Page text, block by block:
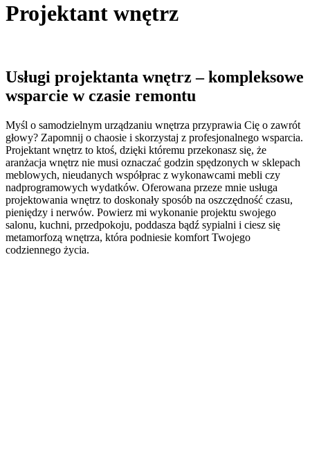
Projektant wnętrz
Usługi projektanta wnętrz –kompleksowe
wsparcie w czasie remontu
Myśl o samodzielnym urządzaniu wnętrza przyprawia Cię o zawrót
głowy? Zapomnij o chaosie i skorzystaj z profesjonalnego wsparcia.
Projektant wnętrz to ktoś, dzięki któremu przekonasz się, że
aranżacja wnętrz nie musi oznaczać godzin spędzonych w sklepach
meblowych, nieudanych współprac z wykonawcami mebli czy
nadprogramowych wydatków. Oferowana przeze mnie usługa
projektowania wnętrz to doskonały sposób na oszczędność czasu,
pieniędzy i nerwów. Powierz mi wykonanie projektu swojego
salonu, kuchni, przedpokoju, poddasza bądź sypialni i ciesz się
metamorfozą wnętrza, która podniesie komfort Twojego
codziennego życia.